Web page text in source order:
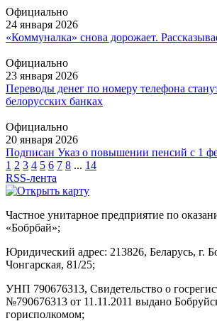
Официально
24 января 2026
«Коммуналка» снова дорожает.
Официально
23 января 2026
Переводы денег по номеру телефона
белорусских банках
Официально
20 января 2026
Подписан Указ о повышении пенсий с 1
1 2 3 4 5 6 7 8 ... 14
RSS-лента
Частное унитарное предприятие по
«Бобрбай»;
Юридический адрес: 213826, Беларусь, г.
Чонгарская, 81/25;
УНП 790676313, Свидетельство о
№790676313 от 11.11.2011 выдано
горисполкомом;